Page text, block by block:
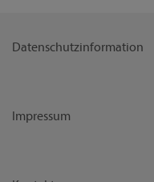
Datenschutzinformation
Impressum